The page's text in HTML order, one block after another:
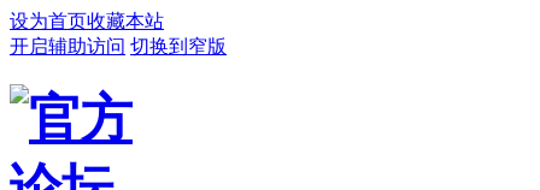
设为首页收藏本站
开启辅助访问 切换到窄版